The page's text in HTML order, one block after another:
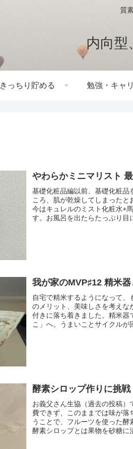
質
内向型
きっちり貯める 勉強・キャ
やわらかミニマリスト
基礎化粧品編以前、基礎化粧品
ころ、肌が乾燥してしまったと
今はキュレルのミスト化粧水+
す。お風呂を出たらたっぷり目
我が家のMVP♯12 精米
自宅で精米するようになって
のメリット、美味しさを考え
付きに落ち着きました。精米
こ」へ。うまいことサイクルが
酵素シロップ作りに挑戦
お義父さん生協（過去の投稿
費できず、このままでは味が
うことで、フルーツを使った酵
酵素シロップとは果物を砂糖に